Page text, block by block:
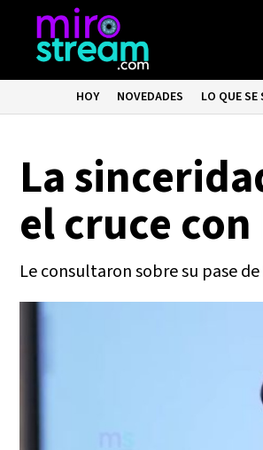
HOY NOVEDADES LO QUE SE
La
el cruce
Le consultaron sobre su pase